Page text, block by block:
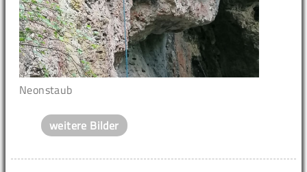
Neonstaub
weitere Bilder